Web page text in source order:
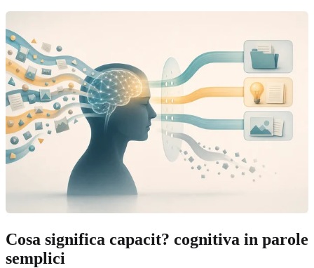
Cosa significa capacit? cognitiva in parole
semplici